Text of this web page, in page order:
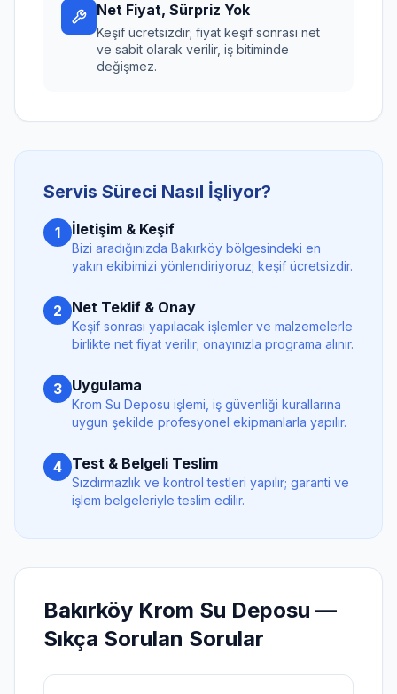
Net Fiyat, Sürpriz Yok
Keşif ücretsizdir; fiyat keşif sonrası net
ve sabit olarak verilir, iş bitiminde
değişmez.
Servis Süreci Nasıl İşliyor?
1 İletişim & Keşif
Bizi aradığınızda Bakırköy bölgesindeki en
yakın ekibimizi yönlendiriyoruz; keşif ücretsizdir.
2 Net Teklif & Onay
Keşif sonrası yapılacak işlemler ve malzemelerle
birlikte net fiyat verilir; onayınızla programa alınır.
3 Uygulama
Krom Su Deposu işlemi, iş güvenliği kurallarına
uygun şekilde profesyonel ekipmanlarla yapılır.
4 Test & Belgeli Teslim
Sızdırmazlık ve kontrol testleri yapılır; garanti ve
işlem belgeleriyle teslim edilir.
Bakırköy Krom Su Deposu —
Sıkça Sorulan Sorular